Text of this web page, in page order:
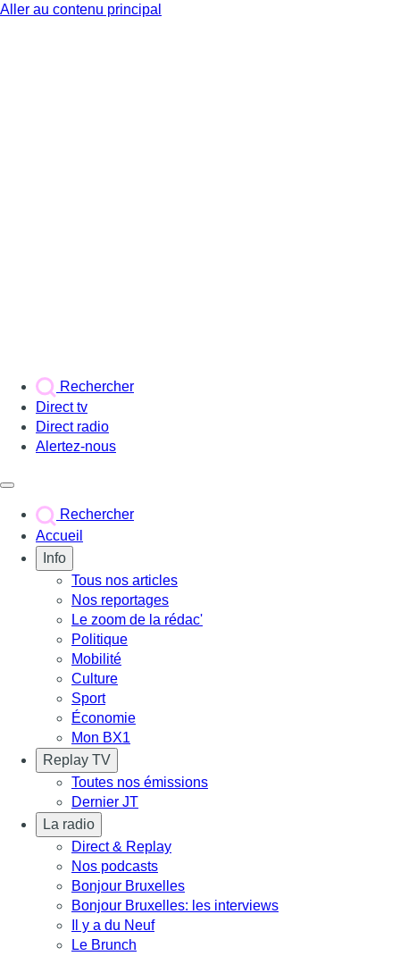
Aller au contenu principal
Rechercher
Direct tv
Direct radio
Alertez-nous
Rechercher
Accueil
Info
Tous nos articles
Nos reportages
Le zoom de la rédac'
Politique
Mobilité
Culture
Sport
Économie
Mon BX1
Replay TV
Toutes nos émissions
Dernier JT
La radio
Direct & Replay
Nos podcasts
Bonjour Bruxelles
Bonjour Bruxelles: les interviews
Il y a du Neuf
Le Brunch